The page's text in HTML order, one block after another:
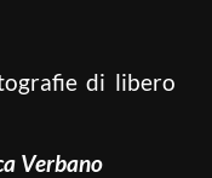
di libero
Verbano